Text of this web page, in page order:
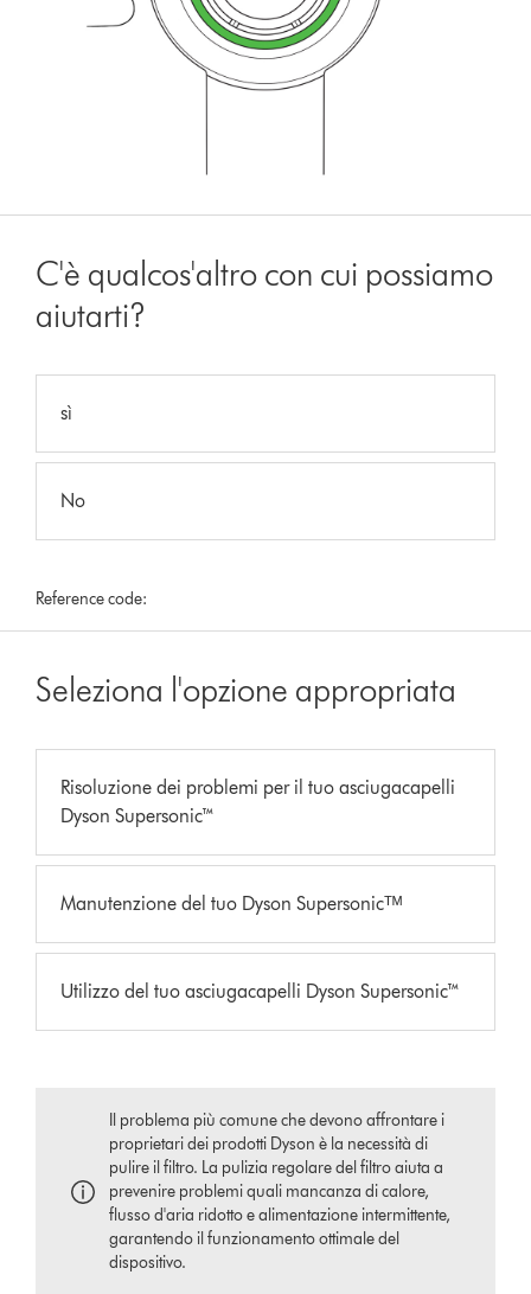
C'è qualcos'altro con cui possiamo
aiutarti?
sì
No
Reference code:
Seleziona l'opzione appropriata
Risoluzione dei problemi per il tuo asciugacapelli
Dyson Supersonic™
Manutenzione del tuo Dyson Supersonicᵀᴹ
Utilizzo del tuo asciugacapelli Dyson Supersonic™
Il problema più comune che devono affrontare i
proprietari dei prodotti Dyson è la necessità di
pulire il filtro. La pulizia regolare del filtro aiuta a
prevenire problemi quali mancanza di calore,
flusso d'aria ridotto e alimentazione intermittente,
garantendo il funzionamento ottimale del
dispositivo.